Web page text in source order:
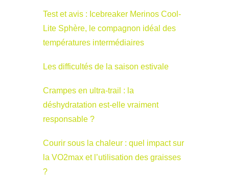
Test et avis : Icebreaker Merinos Cool-
Lite Sphère, le compagnon idéal des
températures intermédiaires
Les difficultés de la saison estivale
Crampes en ultra-trail : la
déshydratation est-elle vraiment
responsable ?
Courir sous la chaleur : quel impact sur
la VO2max et l’utilisation des graisses
?